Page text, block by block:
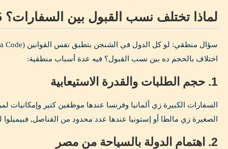
لماذا تختلف نسب القبول بين السفارات؟ 5 أسباب حقيقية
اختلاف بالحجم ده بين نسب القبول؟ فيه عدة أسباب منطقية:
1. حجم الطلبات والقدرة الاستيعابية
السفارات الكبيرة زي ألمانيا وفرنسا عندها موظفين كتير وإمكانيات
الصغيرة زي مالطا أو إستونيا عندها عدد محدود من القناصل,
2. اهتمام الدولة بالسياحة من مصر